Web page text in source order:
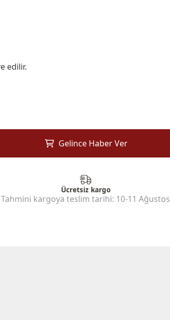
edilir.
Gelince Haber Ver
Ücretsiz kargo
Tahmini kargoya teslim tarihi: 10-11 Ağustos